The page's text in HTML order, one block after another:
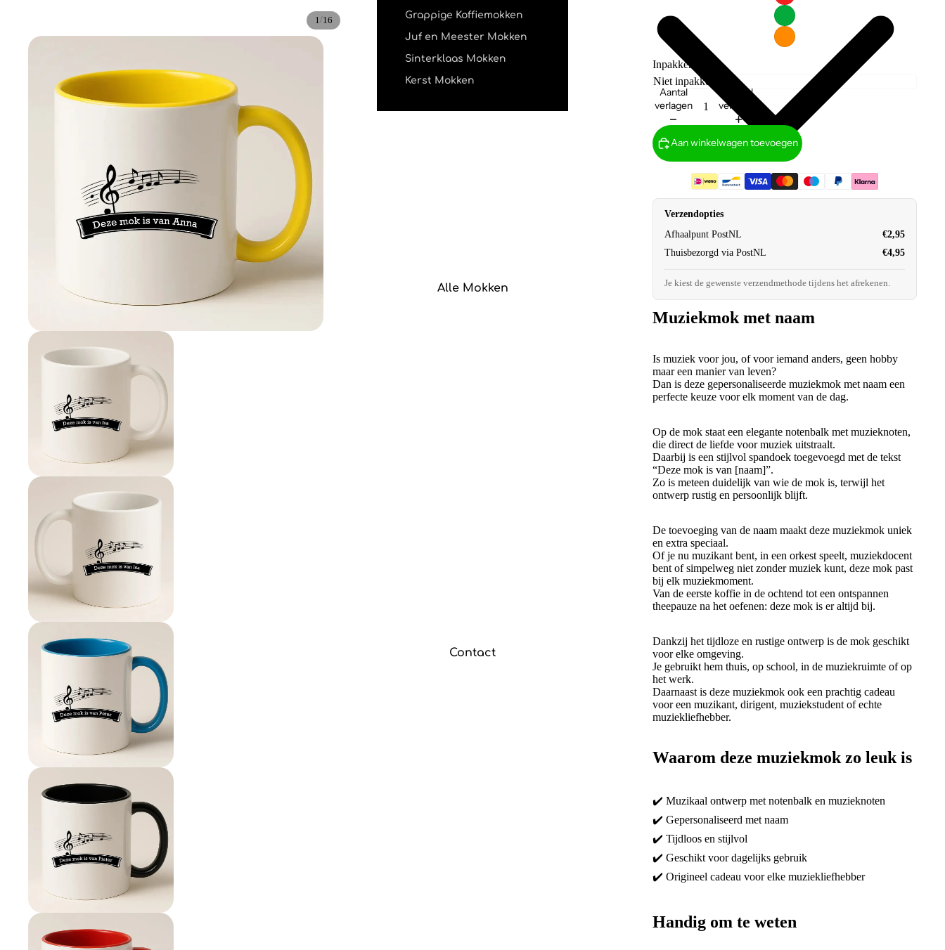
Grappige Koffiemokken
Juf en Meester Mokken
Sinterklaas Mokken
Kerst Mokken
Alle Mokken
Contact
1 /16
Inpakken?
Aantal
verlagen
Aantal
verhogen
Aan winkelwagen toevoegen
Verzendopties
Afhaalpunt PostNL
€2,95
Thuisbezorgd via PostNL
€4,95
Je kiest de gewenste verzendmethode tijdens het afrekenen.
Muziekmok met naam
Is muziek voor jou, of voor iemand anders, geen hobby
maar een manier van leven?
Dan is deze gepersonaliseerde muziekmok met naam een
perfecte keuze voor elk moment van de dag.
Op de mok staat een elegante notenbalk met muzieknoten,
die direct de liefde voor muziek uitstraalt.
Daarbij is een stijlvol spandoek toegevoegd met de tekst
“Deze mok is van [naam]”.
Zo is meteen duidelijk van wie de mok is, terwijl het
ontwerp rustig en persoonlijk blijft.
De toevoeging van de naam maakt deze muziekmok uniek
en extra speciaal.
Of je nu muzikant bent, in een orkest speelt, muziekdocent
bent of simpelweg niet zonder muziek kunt, deze mok past
bij elk muziekmoment.
Van de eerste koffie in de ochtend tot een ontspannen
theepauze na het oefenen: deze mok is er altijd bij.
Dankzij het tijdloze en rustige ontwerp is de mok geschikt
voor elke omgeving.
Je gebruikt hem thuis, op school, in de muziekruimte of op
het werk.
Daarnaast is deze muziekmok ook een prachtig cadeau
voor een muzikant, dirigent, muziekstudent of echte
muziekliefhebber.
Waarom deze muziekmok zo leuk is
✔️ Muzikaal ontwerp met notenbalk en muzieknoten
✔️ Gepersonaliseerd met naam
✔️ Tijdloos en stijlvol
✔️ Geschikt voor dagelijks gebruik
✔️ Origineel cadeau voor elke muziekliefhebber
Handig om te weten